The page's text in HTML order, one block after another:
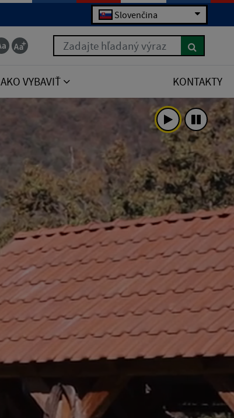
Slovenčina
Zadajte hľadaný výraz
AKO VYBAVIŤ KONTAKTY